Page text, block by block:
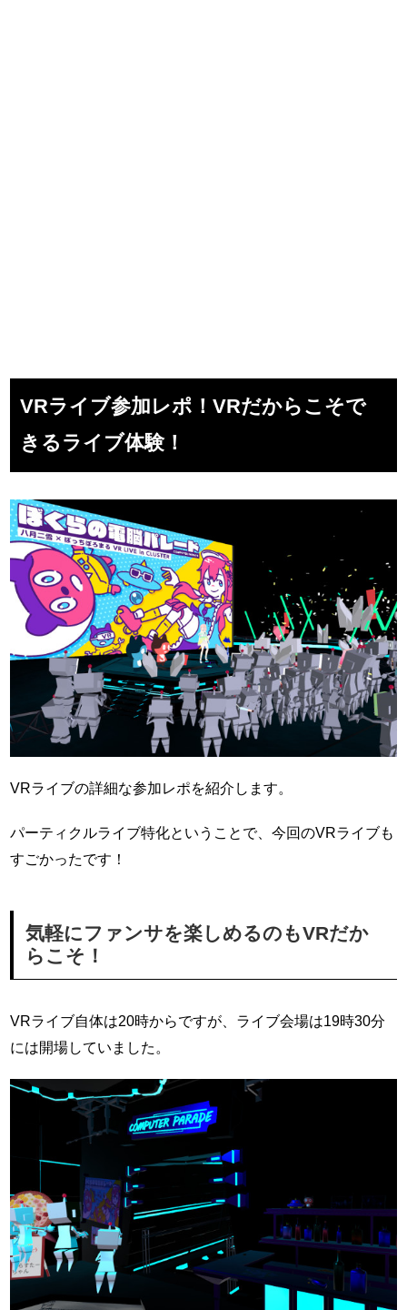
VRライブ参加レポ！VRだからこそで
きるライブ体験！
VRライブの詳細な参加レポを紹介します。
パーティクルライブ特化ということで、今回のVRライブも
すごかったです！
気軽にファンサを楽しめるのもVRだか
らこそ！
VRライブ自体は20時からですが、ライブ会場は19時30分
には開場していました。